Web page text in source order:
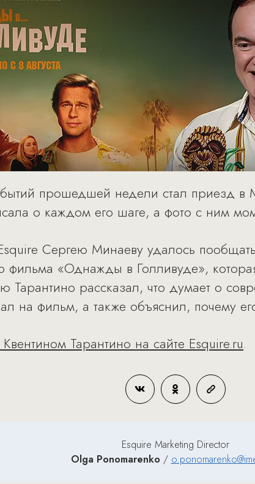
прошедшей недели стал приезд в
о каждом его шаге, а фото с ним
Сергею Минаеву удалось
фильма «Однажды в Голливуде», которая
Тарантино рассказал, что думает о
на фильм, а также объяснил, почему
Тарантино на сайте Esquire.ru.
Esquire Marketing Director
Olga Ponomarenko /